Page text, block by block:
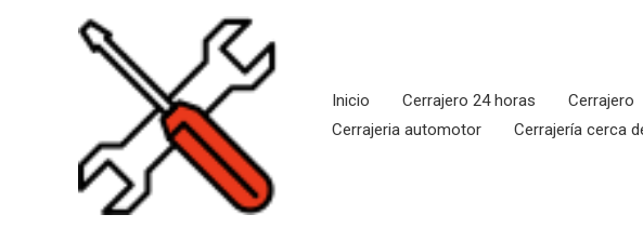
Inicio
Cerrajero 24 horas Cerrajero
Cerrajeria automotor
Cerrajería cerca